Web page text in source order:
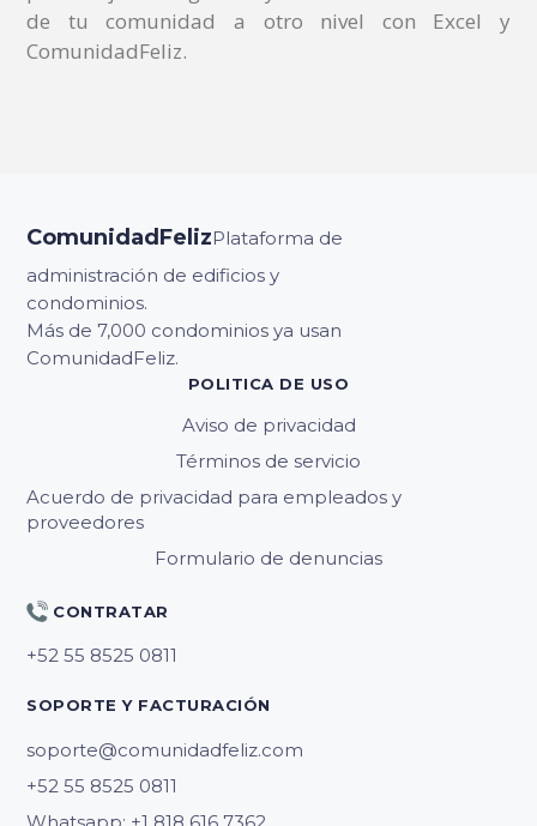
de tu comunidad a otro nivel con Excel y
ComunidadFeliz.
ComunidadFelizPlataforma de
administración de edificios y
condominios.
Más de 7,000 condominios ya usan
ComunidadFeliz.
POLITICA DE USO
Aviso de privacidad
Términos de servicio
Acuerdo de privacidad para empleados y
proveedores
Formulario de denuncias
CONTRATAR
SOPORTE Y FACTURACIÓN
soporte@comunidadfeliz.com